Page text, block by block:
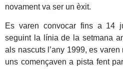
novament va ser un èxit.
Es varen convocar fins a 14
seguint la línia de la setmana
als nascuts l’any 1999, es
uns començaven a pista fent